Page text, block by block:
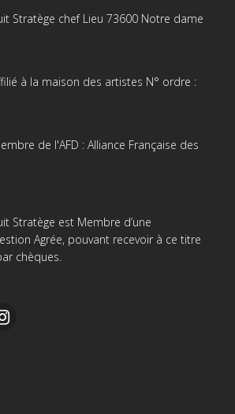
Stratège chef Lieu 73600 Notre dame
à la maison des artistes N° ordre :
de l'AFD : Alliance Française des
Stratège est Membre d’une
Agrée, pouvant recevoir à ce titre
chèques.